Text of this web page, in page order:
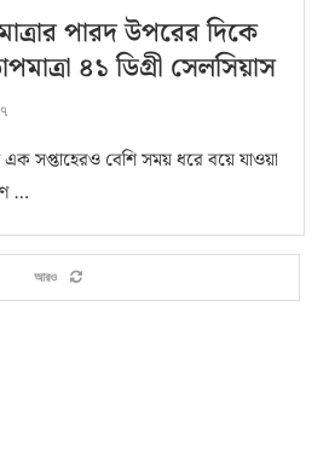
পারদ উপরের দিকে
৪১ ডিগ্রী সেলসিয়াস
সপ্তাহেরও বেশি সময় ধরে বয়ে যাওয়া
…
আরও